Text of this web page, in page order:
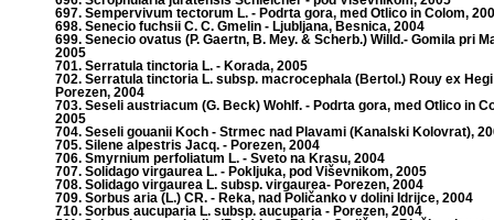
697. Sempervivum tectorum L. - Podrta gora, med Otlico in Colom,
698. Senecio fuchsii C. C. Gmelin - Ljubljana, Besnica, 2004
699. Senecio ovatus (P. Gaertn, B. Mey. & Scherb.) Willd.- Gomila pri
2005
701. Serratula tinctoria L. - Korada, 2005
702. Serratula tinctoria L. subsp. macrocephala (Bertol.) Rouy ex
Porezen, 2004
703. Seseli austriacum (G. Beck) Wohlf. - Podrta gora, med Otlico in
2005
704. Seseli gouanii Koch - Strmec nad Plavami (Kanalski Kolovrat),
705. Silene alpestris Jacq. - Porezen, 2004
706. Smyrnium perfoliatum L. - Sveto na Krasu, 2004
707. Solidago virgaurea L. - Pokljuka, pod Viševnikom, 2005
708. Solidago virgaurea L. subsp. virgaurea- Porezen, 2004
709. Sorbus aria (L.) CR. - Reka, nad Poličanko v dolini Idrijce, 2004
710. Sorbus aucuparia L. subsp. aucuparia - Porezen, 2004